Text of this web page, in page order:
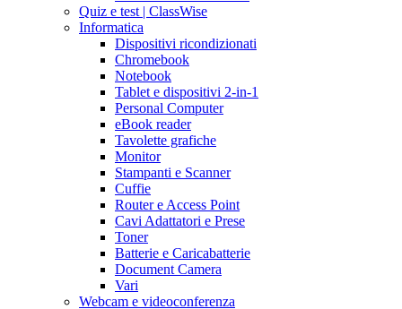
Quiz e test | ClassWise
Informatica
Dispositivi ricondizionati
Chromebook
Notebook
Tablet e dispositivi 2-in-1
Personal Computer
eBook reader
Tavolette grafiche
Monitor
Stampanti e Scanner
Cuffie
Router e Access Point
Cavi Adattatori e Prese
Toner
Batterie e Caricabatterie
Document Camera
Vari
Webcam e videoconferenza